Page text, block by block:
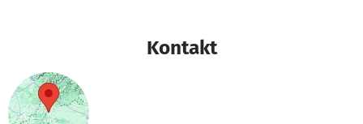
Kontakt